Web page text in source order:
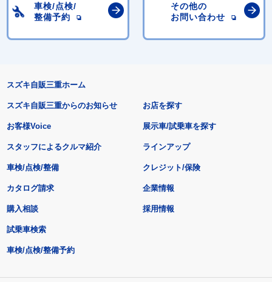
車検/点検/
整備予約
その他の
お問い合わせ
スズキ自販三重ホーム
スズキ自販三重からのお知らせ
お客様Voice
スタッフによるクルマ紹介
お店を探す
展示車/試乗車を探す
ラインアップ
車検/点検/整備 クレジット/保険
カタログ請求
購入相談
試乗車検索
車検/点検/整備予約
企業情報
採用情報